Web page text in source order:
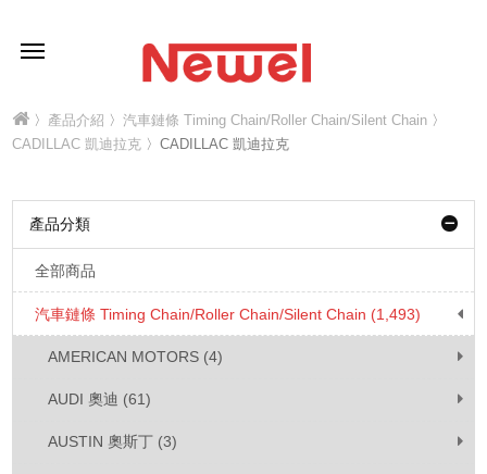
〉 產品介紹 〉汽車鏈條 Timing Chain/Roller Chain/Silent Chain 〉
CADILLAC 凱迪拉克 〉CADILLAC 凱迪拉克
產品分類
全部商品
汽車鏈條 Timing Chain/Roller Chain/Silent Chain (1,493)
AMERICAN MOTORS (4)
AUDI 奧迪 (61)
AUSTIN 奧斯丁 (3)